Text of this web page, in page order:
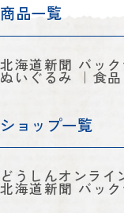
商品一覧
北海道新聞 バッ
ぬいぐるみ 食
ショップ一覧
どうしんオンライ
北海道新聞 バッ